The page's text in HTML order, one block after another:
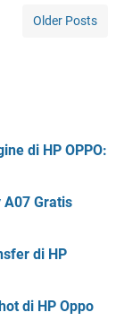
Older Posts
di HP OPPO:
A07 Gratis
di HP
di HP Oppo